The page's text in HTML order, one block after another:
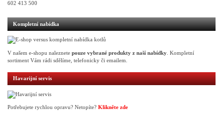
602 413 500
Kompletní nabídka
V našem e-shopu naleznete pouze vybrané produkty z naší nabídky . Kompletní
sortiment Vám rádi sdělíme, telefonicky či emailem.
Havarijní servis
Potřebujete rychlou opravu? Netopíte? Klikněte zde